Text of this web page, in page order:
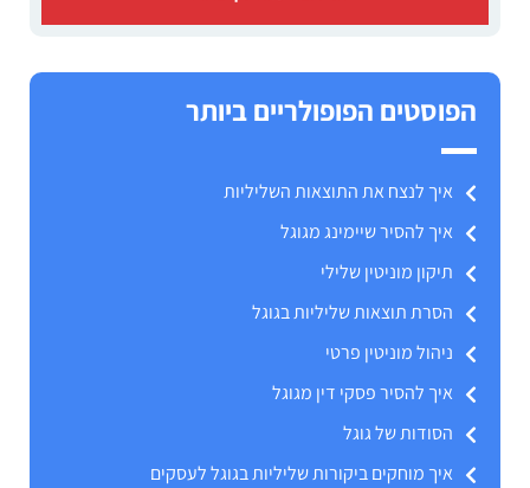
הפוסטים הפופולריים ביותר
איך לנצח את התוצאות השליליות
איך להסיר שיימינג מגוגל
תיקון מוניטין שלילי
הסרת תוצאות שליליות בגוגל
ניהול מוניטין פרטי
איך להסיר פסקי דין מגוגל
הסודות של גוגל
איך מוחקים ביקורות שליליות בגוגל לעסקים